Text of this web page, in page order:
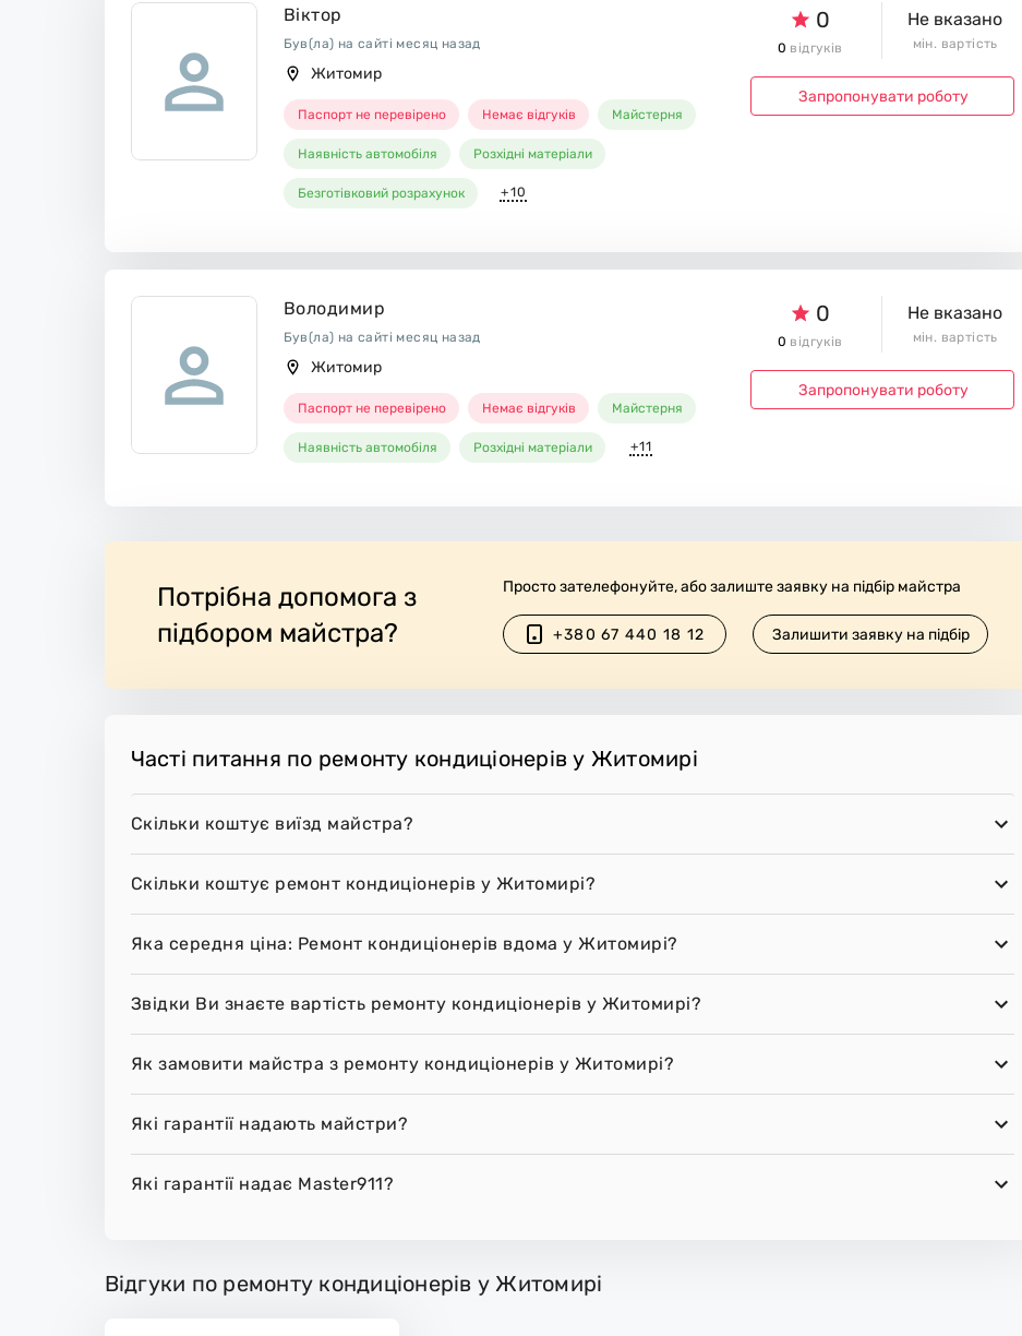
Віктор
Був(ла) на сайті месяц назад
Житомир
Паспорт не перевірено Немає відгуків Майстерня
Наявність автомобіля Розхідні матеріали
Безготівковий розрахунок +10
0
0 відгуків
Не вказано
мін. вартість
Запропонувати роботу
Володимир
Був(ла) на сайті месяц назад
Житомир
Паспорт не перевірено Немає відгуків Майстерня
Наявність автомобіля Розхідні матеріали +11
0
0 відгуків
Не вказано
мін. вартість
Запропонувати роботу
Потрібна допомога з
підбором майстра?
Просто зателефонуйте, або залиште заявку на підбір майстра
+380 67 440 18 12 Залишити заявку на підбір
Часті питання по ремонту кондиціонерів у Житомирі
Скільки коштує виїзд майстра?
Скільки коштує ремонт кондиціонерів у Житомирі?
Яка середня ціна: Ремонт кондиціонерів вдома у Житомирі?
Звідки Ви знаєте вартість ремонту кондиціонерів у Житомирі?
Як замовити майстра з ремонту кондиціонерів у Житомирі?
Які гарантії надають майстри?
Які гарантії надає Master911?
Відгуки по ремонту кондиціонерів у Житомирі